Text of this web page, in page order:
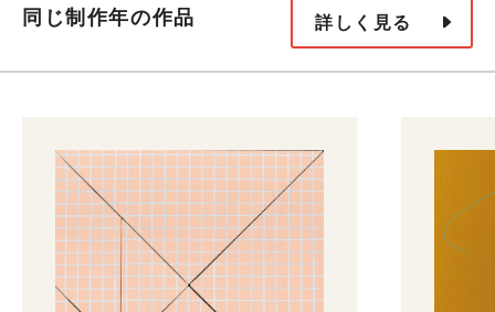
同じ制作年の作品 詳しく見る